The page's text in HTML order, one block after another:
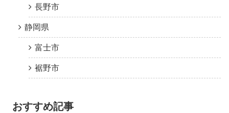
長野市
静岡県
富士市
裾野市
おすすめ記事